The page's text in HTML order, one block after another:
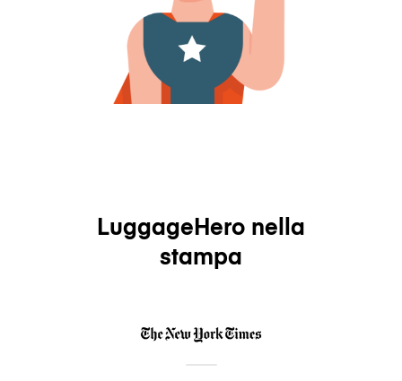
LuggageHero nella
stampa